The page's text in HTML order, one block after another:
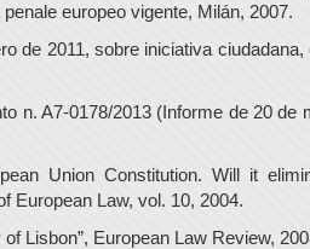
europeo vigente, Milán, 2007.
de 2011, sobre iniciativa ciudadana,
n. A7-0178/2013 (Informe de 20 de
Union Constitution. Will it
European Law, vol. 10, 2004.
Lisbon”, European Law Review,